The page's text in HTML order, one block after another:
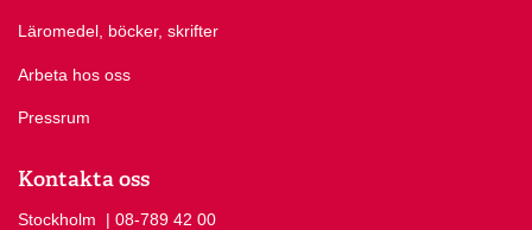
Läromedel, böcker, skrifter
Arbeta hos oss
Pressrum
Kontakta oss
Stockholm Ring Stockholm på
| 08-789 42 00